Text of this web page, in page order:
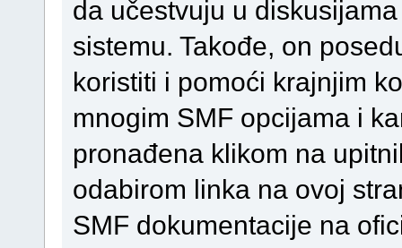
da učestvuju u
sistemu. Takođe, on
koristiti i pomoći krajnjim
mnogim SMF opcijama i
pronađena klikom na
odabirom linka na ovoj
SMF dokumentacije na